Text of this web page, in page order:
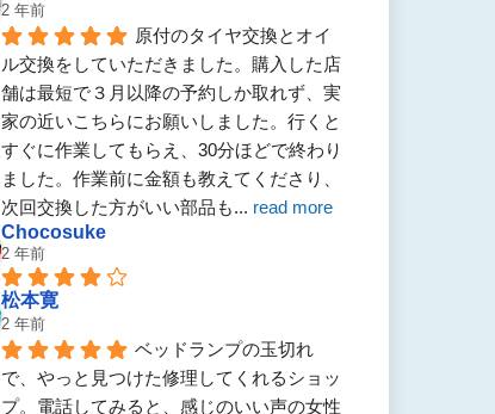
2 年前
原付のタイヤ交換とオイ
ル交換をしていただきました。購入した店
舗は最短で３月以降の予約しか取れず、実
家の近いこちらにお願いしました。行くと
すぐに作業してもらえ、30分ほどで終わり
ました。作業前に金額も教えてくださり、
次回交換した方がいい部品も... read more
Chocosuke
2 年前
松本寛
2 年前
ベッドランプの玉切れ
で、やっと見つけた修理してくれるショッ
プ。電話してみると、感じのいい声の女性